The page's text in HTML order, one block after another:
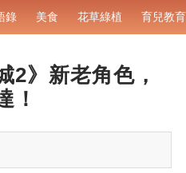
錄 美食 花草綠植 育兒教育
2》新老角色，
！